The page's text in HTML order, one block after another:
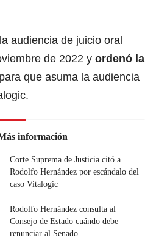
audiencia de juicio oral
de 2022 y ordenó la
para que asuma la audiencia
información
Corte Suprema de Justicia citó a
Rodolfo Hernández por escándalo del
caso Vitalogic
Rodolfo Hernández consulta al
Consejo de Estado cuándo debe
renunciar al Senado